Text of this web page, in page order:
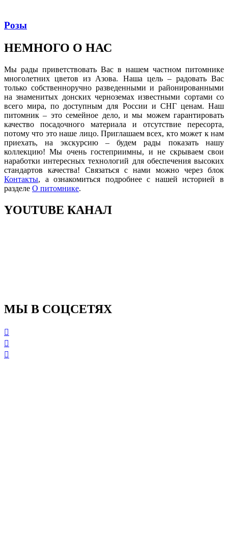
Розы
НЕМНОГО О НАС
Мы рады приветствовать Вас в нашем частном питомнике
многолетних цветов из Азова. Наша цель – радовать Вас
только собственноручно разведенными и районированными
на знаменитых донских черноземах известными сортами со
всего мира, по доступным для России и СНГ ценам. Наш
питомник – это семейное дело, и мы можем гарантировать
качество посадочного материала и отсутствие пересорта,
потому что это наше лицо. Приглашаем всех, кто может к нам
приехать, на экскурсию – будем рады показать нашу
коллекцию! Мы очень гостеприимны, и не скрываем свои
наработки интересных технологий для обеспечения высоких
стандартов качества! Связаться с нами можно через блок
Контакты, а ознакомиться подробнее с нашей историей в
разделе О питомнике.
YOUTUBE КАНАЛ
МЫ В СОЦСЕТЯХ